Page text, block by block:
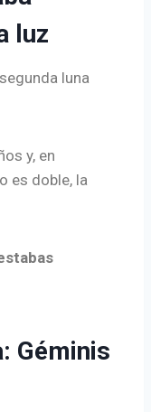
luz
luna
y, en
es doble, la
Géminis